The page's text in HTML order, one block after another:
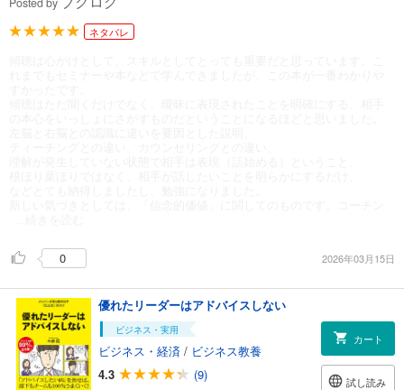
ネタバレ
0 2026年03月15日
優れたリーダーはアドバイスしない
ビジネス・実用
ビジネス・経済 / ビジネス教養
4.3
(9)
カート
試し読み